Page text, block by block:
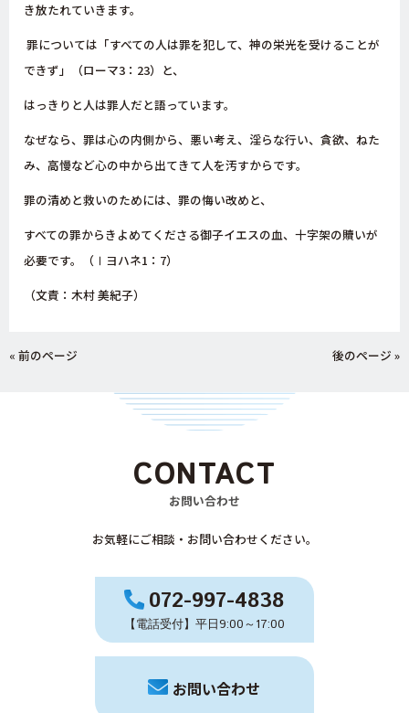
き放たれていきます。
罪については「すべての人は罪を犯して、神の栄光を受けることが
できず」（ローマ3 ： 23）と、
はっきりと人は罪人だと語っています。
なぜなら、罪は心の内側から、悪い考え、淫らな行い、貪欲、ねた
み、高慢など心の中から出てきて人を汚すからです。
罪の清めと救いのためには、罪の悔い改めと、
すべての罪からきよめてくださる御子イエスの血、十字架の贖いが
必要です。（Ⅰヨハネ1：7）
（文責：木村 美紀子）
« 前のページ 後のページ »
CONTACT
お問い合わせ
お気軽にご相談・お問い合わせください。
072-997-4838
【電話受付】平日9:00～17:00
お問い合わせ